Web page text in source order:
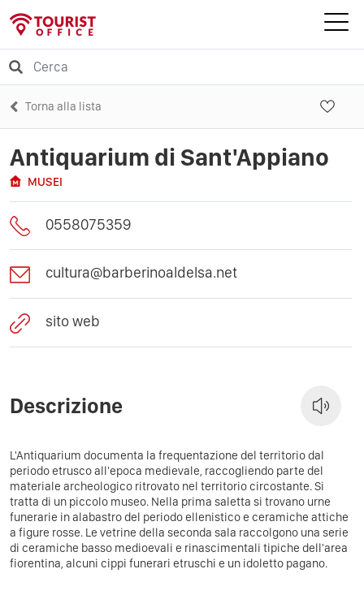
Torna alla lista
Antiquarium di Sant'Appiano
MUSEI
0558075359
cultura@barberinoaldelsa.net
sito web
Descrizione
L'Antiquarium documenta la frequentazione del territorio dal
periodo etrusco all'epoca medievale, raccogliendo parte del
materiale archeologico ritrovato nel territorio circostante. Si
tratta di un piccolo museo. Nella prima saletta si trovano urne
funerarie in alabastro del periodo ellenistico e ceramiche attiche
a figure rosse. Le vetrine della seconda sala raccolgono una serie
di ceramiche basso medioevali e rinascimentali tipiche dell'area
fiorentina, alcuni cippi funerari etruschi e un idoletto pagano.